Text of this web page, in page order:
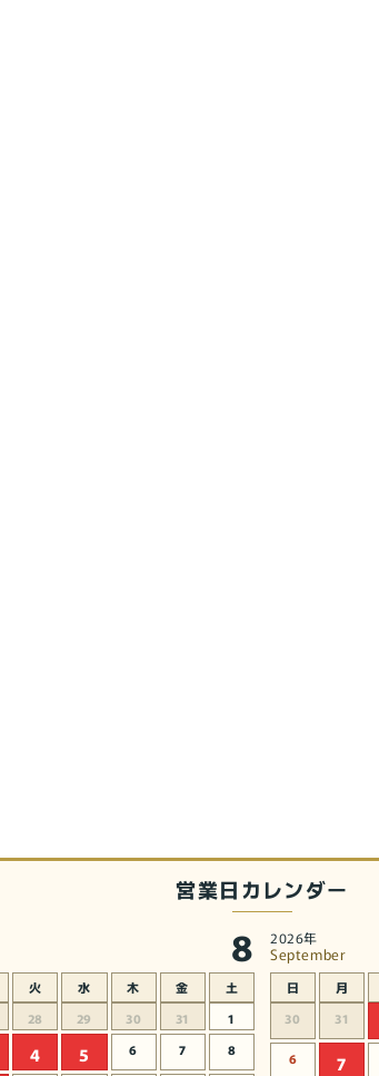
営業日カレンダー
8
火 水 木 金
土
28 29 30 31
1
4 5 6 7 8
2026年
September
日 月
30
31
6 7